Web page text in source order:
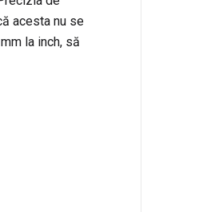
acesta nu se
la inch, să